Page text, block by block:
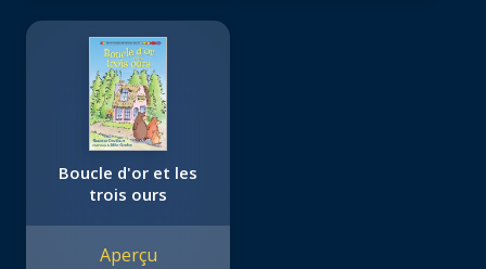
Boucle d'or et les
trois ours
Aperçu